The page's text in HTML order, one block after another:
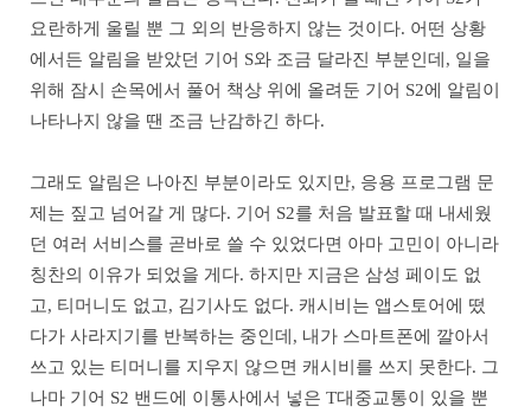
요란하게 울릴 뿐 그 외의 반응하지 않는 것이다. 어떤 상황
에서든 알림을 받았던 기어 S와 조금 달라진 부분인데, 일을
위해 잠시 손목에서 풀어 책상 위에 올려둔 기어 S2에 알림이
나타나지 않을 땐 조금 난감하긴 하다.
그래도 알림은 나아진 부분이라도 있지만, 응용 프로그램 문
제는 짚고 넘어갈 게 많다. 기어 S2를 처음 발표할 때 내세웠
던 여러 서비스를 곧바로 쓸 수 있었다면 아마 고민이 아니라
칭찬의 이유가 되었을 게다. 하지만 지금은 삼성 페이도 없
고, 티머니도 없고, 김기사도 없다. 캐시비는 앱스토어에 떴
다가 사라지기를 반복하는 중인데, 내가 스마트폰에 깔아서
쓰고 있는 티머니를 지우지 않으면 캐시비를 쓰지 못한다. 그
나마 기어 S2 밴드에 이통사에서 넣은 T대중교통이 있을 뿐